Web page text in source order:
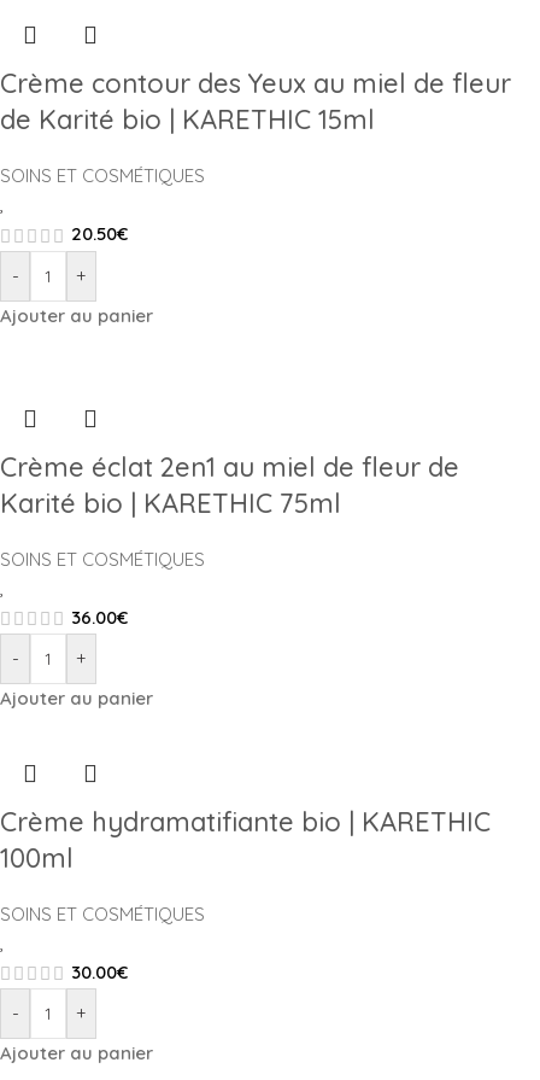
Crème contour des Yeux au miel de fleur
de Karité bio | KARETHIC 15ml
SOINS ET COSMÉTIQUES
,
20.50€
-
+
Ajouter au panier
Crème éclat 2en1 au miel de fleur de
Karité bio | KARETHIC 75ml
SOINS ET COSMÉTIQUES
36.00€
-
+
Ajouter au panier
Crème hydramatifiante bio | KARETHIC
100ml
SOINS ET COSMÉTIQUES
,
30.00€
-
+
Ajouter au panier